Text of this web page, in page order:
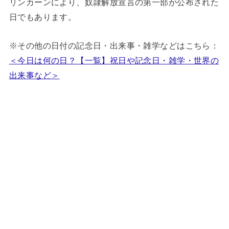
リンカーンにより、奴隷解放宣言の第一部が公布された
日でもあります。
※その他の日付の記念日・出来事・雑学などはこちら：
＜今日は何の日？【一覧】祝日や記念日・雑学・世界の
出来事など＞